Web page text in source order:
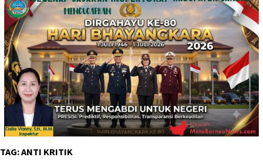
TAG:ANTI KRITIK